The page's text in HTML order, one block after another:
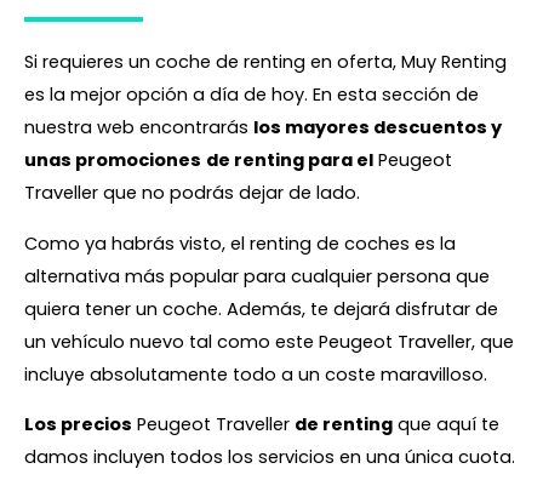
Si requieres un coche de renting en oferta, Muy Renting
es la mejor opción a día de hoy. En esta sección de
nuestra web encontrarás los mayores descuentos y
unas promociones de renting para el Peugeot
Traveller que no podrás dejar de lado.
Como ya habrás visto, el renting de coches es la
alternativa más popular para cualquier persona que
quiera tener un coche. Además, te dejará disfrutar de
un vehículo nuevo tal como este Peugeot Traveller, que
incluye absolutamente todo a un coste maravilloso.
Los precios Peugeot Traveller de renting que aquí te
damos incluyen todos los servicios en una única cuota.